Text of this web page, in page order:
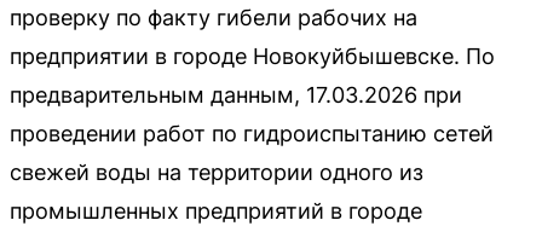
проверку по факту гибели рабочих на
предприятии в городе Новокуйбышевске. По
предварительным данным, 17.03.2026 при
проведении работ по гидроиспытанию сетей
свежей воды на территории одного из
промышленных предприятий в городе